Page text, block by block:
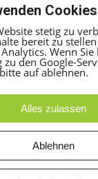
Cookies
stetig zu
bereit zu
Wenn Sie
zu den Google-
auf ablehnen.
Alles zulassen
Ablehnen